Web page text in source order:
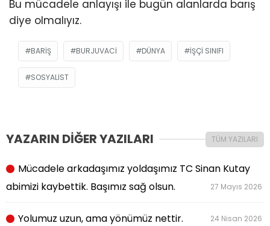
Bu mücadele anlayışı ile bugün alanlarda barış
diye olmalıyız.
BARIŞ BURJUVACI DÜNYA IŞÇI SINIFI
SOSYALIST
YAZARIN DİĞER YAZILARI TÜM YAZILARI
Mücadele arkadaşımız yoldaşımız TC Sinan Kutay
abimizi kaybettik. Başımız sağ olsun.
27 Mayıs 2026
Yolumuz uzun, ama yönümüz nettir. 24 Nisan 2026